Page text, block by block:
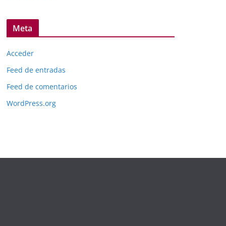
Meta
Acceder
Feed de entradas
Feed de comentarios
WordPress.org